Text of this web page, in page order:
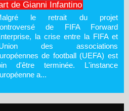
de Gianni Infantino
le retrait du projet
de FIFA Forward
la crise entre la FIFA et
des associations
de football (UEFA) est
d'être terminée. L'instance
a...